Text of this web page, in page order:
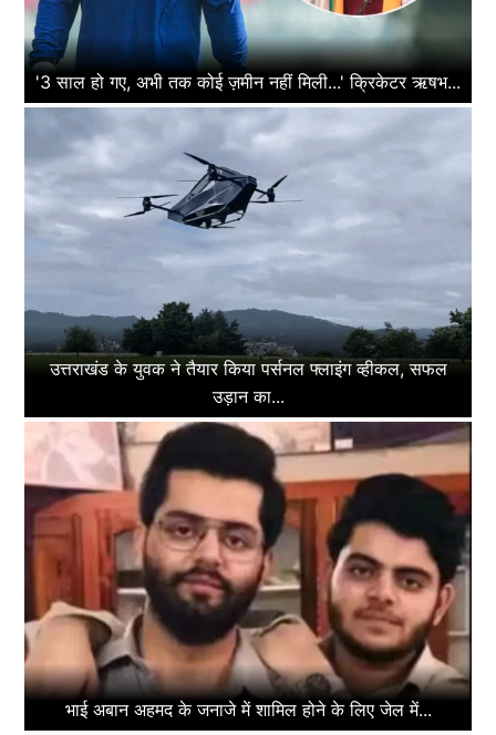
'3 साल हो गए, अभी तक कोई ज़मीन नहीं मिली...' क्रिकेटर ऋषभ...
उत्तराखंड के युवक ने तैयार किया पर्सनल फ्लाइंग व्हीकल, सफल
उड़ान का...
भाई अबान अहमद के जनाजे में शामिल होने के लिए जेल में...